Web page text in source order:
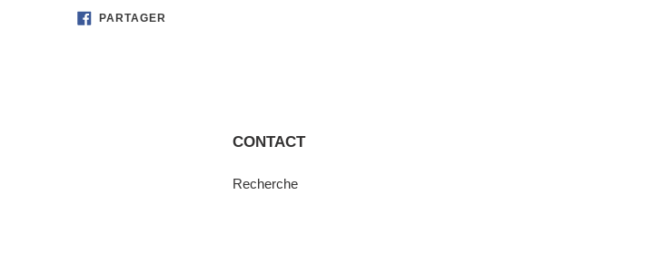
PARTAGER
SUR
CONTACT
Recherche